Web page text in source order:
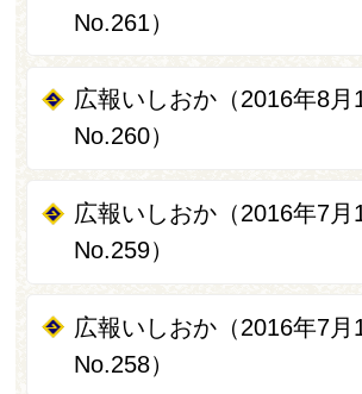
No.261）
広報いしおか（2016年8月
No.260）
広報いしおか（2016年7月
No.259）
広報いしおか（2016年7月
No.258）